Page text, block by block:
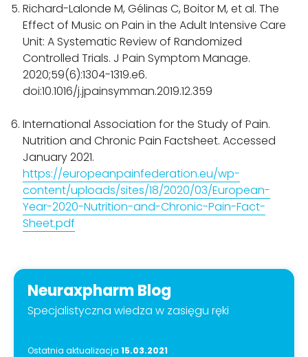
Neuraxpharm Blog
Specjalistyczna wiedza w zasięgu ręki
Ostatnia aktualizacja 15.03.2021
Richard-Lalonde M, Gélinas C, Boitor M, et al. The
Effect of Music on Pain in the Adult Intensive Care
Unit: A Systematic Review of Randomized
Controlled Trials. J Pain Symptom Manage.
2020;59(6):1304-1319.e6.
doi:10.1016/j.jpainsymman.2019.12.359
International Association for the Study of Pain.
Nutrition and Chronic Pain Factsheet. Accessed
January 2021.
https://europeanpainfederation.eu/wp-
content/uploads/sites/18/2020/03/European-
Year-2020-Nutrition-and-Chronic-Pain-Fact-
Sheet.pdf